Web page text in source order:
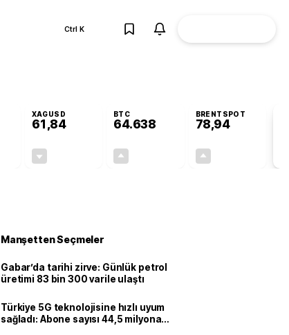
Ctrl K
XAGUSD
61,84
BTC
64.638
BRENTSPOT
78,94
Manşetten Seçmeler
Gabar’da tarihi zirve: Günlük petrol
üretimi 83 bin 300 varile ulaştı
Türkiye 5G teknolojisine hızlı uyum
sağladı: Abone sayısı 44,5 milyona